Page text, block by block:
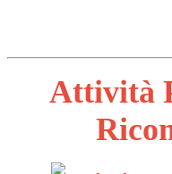
Attività